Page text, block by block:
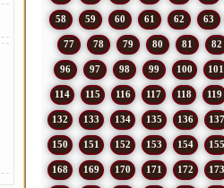
58 59 60 61 62 63
77 78 79 80 81 82
96 97 98 99 100 101
114 115 116 117 118 119
132 133 134 135 136 137
150 151 152 153 154 155
168 169 170 171 172 173